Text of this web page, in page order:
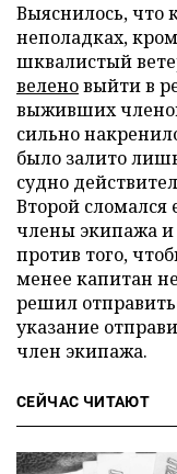
Выяснилось, что
неполадках,
шквалистый
веленовыйти в
выживших
сильно
было залито
судно
Второй сломался
члены экипажа и
против того,
менее капитан
решил
указание
член экипажа.
СЕЙЧАС ЧИТАЮТ